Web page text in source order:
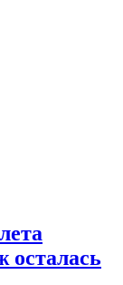
осталась